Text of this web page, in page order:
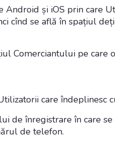
și iOS prin care
cînd se află în spațiul
Comerciantului pe care
care îndeplinesc
înregistrare în care
de telefon.